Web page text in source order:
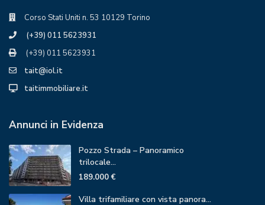
Corso Stati Uniti n. 53 10129 Torino
(+39) 011 5623931
(+39) 011 5623931
tait@iol.it
taitimmobiliare.it
Annunci in Evidenza
Pozzo Strada – Panoramico
trilocale...
189.000 €
Villa trifamiliare con vista panora...